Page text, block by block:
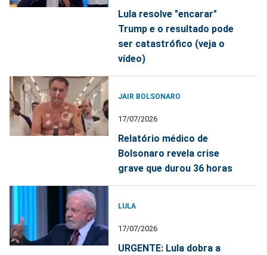
Lula resolve "encarar"
Trump e o resultado pode
ser catastrófico (veja o
vídeo)
JAIR BOLSONARO
17/07/2026
Relatório médico de
Bolsonaro revela crise
grave que durou 36 horas
LULA
17/07/2026
URGENTE: Lula dobra a